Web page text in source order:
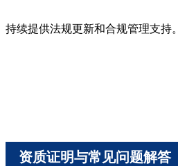
持续提供法规更新和合规管理支持。
资质证明与常见问题解答